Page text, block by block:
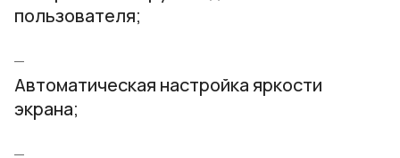
пользователя;
Автоматическая настройка яркости
экрана;